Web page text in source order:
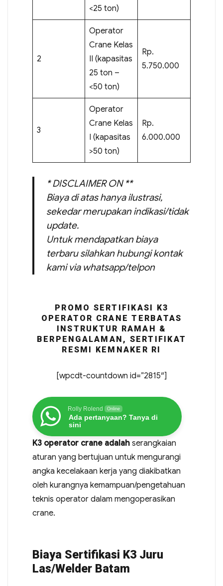
<25 ton)
2
Operator
Crane Kelas
II (kapasitas
25 ton –
<50 ton)
Rp.
5.750.000
3
Operator
Crane Kelas
I (kapasitas
>50 ton)
Rp.
6.000.000
* DISCLAIMER ON **
Biaya di atas hanya ilustrasi,
sekedar merupakan indikasi/tidak
update.
Untuk mendapatkan biaya
terbaru silahkan hubungi kontak
kami via whatsapp/telpon
PROMO SERTIFIKASI K3
OPERATOR CRANE TERBATAS
INSTRUKTUR RAMAH &
BERPENGALAMAN, SERTIFIKAT
RESMI KEMNAKER RI
[wpcdt-countdown id=”2815″]
Rolly Rolend Online
Ada pertanyaan? Tanya di
sini
K3 operator crane adalahserangkaian
aturan yang bertujuan untuk mengurangi
angka kecelakaan kerja yang diakibatkan
oleh kurangnya kemampuan/pengetahuan
teknis operator dalam mengoperasikan
crane.
Biaya Sertifikasi K3 Juru
Las/Welder Batam